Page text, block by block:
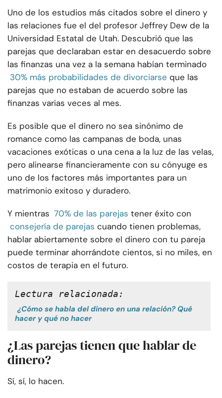
Uno de los estudios más citados sobre el dinero y
las relaciones fue el del profesor Jeffrey Dew de la
Universidad Estatal de Utah. Descubrió que las
parejas que declaraban estar en desacuerdo sobre
las finanzas una vez a la semana habían terminado
30% más probabilidades de divorciarse que las
parejas que no estaban de acuerdo sobre las
finanzas varias veces al mes.
Es posible que el dinero no sea sinónimo de
romance como las campanas de boda, unas
vacaciones exóticas o una cena a la luz de las velas,
pero alinearse financieramente con su cónyuge es
uno de los factores más importantes para un
matrimonio exitoso y duradero.
Y mientras 70% de las parejas tener éxito con
consejería de parejas cuando tienen problemas,
hablar abiertamente sobre el dinero con tu pareja
puede terminar ahorrándote cientos, si no miles, en
costos de terapia en el futuro.
Lectura relacionada:
¿Cómo se habla del dinero en una relación? Qué
hacer y qué no hacer
¿Las parejas tienen que hablar de
dinero?
Sí, sí, lo hacen.